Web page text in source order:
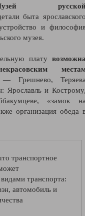
быта
и
музея.
плату
— Грешнево,
Ярославль и
«замок
организация обеда
транспортное
транспорта:
автомобиль и